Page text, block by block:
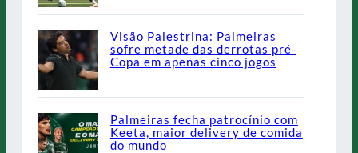
Visão Palestrina: Palmeiras
sofre metade das derrotas pré-
Copa em apenas cinco jogos
Palmeiras fecha patrocínio com
Keeta, maior delivery de comida
do mundo